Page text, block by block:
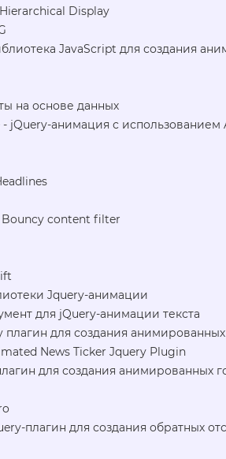
Display
JavaScript для создания
на основе данных
jQuery-анимация с использованием
Bouncy content filter
Jquery-анимации
для jQuery-анимации текста
плагин для создания
News Ticker Jquery Plugin
для создания анимированных
плагин для создания обратных